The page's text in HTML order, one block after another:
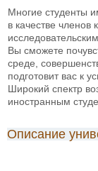
Многие студенты
в качестве
Вы сможете
среде,
подготовит вас к
Широкий спектр
иностранным
Описание